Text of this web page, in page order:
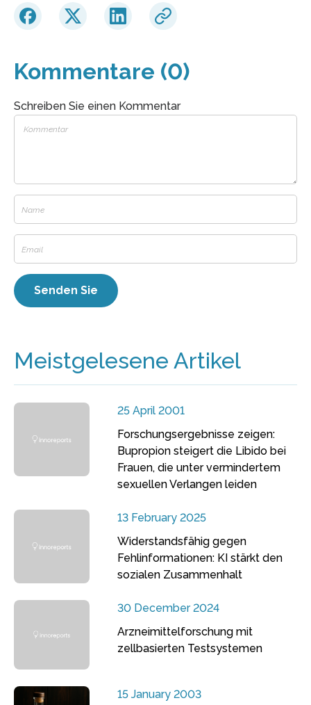
Kommentare (0)
Schreiben Sie einen Kommentar
Meistgelesene Artikel
25 April 2001
Forschungsergebnisse zeigen:
Bupropion steigert die Libido bei
Frauen, die unter vermindertem
sexuellen Verlangen leiden
13 February 2025
Widerstandsfähig gegen
Fehlinformationen: KI stärkt den
sozialen Zusammenhalt
30 December 2024
Arzneimittelforschung mit
zellbasierten Testsystemen
15 January 2003